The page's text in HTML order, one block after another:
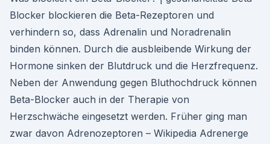
Blocker blockieren die Beta-Rezeptoren und
verhindern so, dass Adrenalin und Noradrenalin
binden können. Durch die ausbleibende Wirkung der
Hormone sinken der Blutdruck und die Herzfrequenz.
Neben der Anwendung gegen Bluthochdruck können
Beta-Blocker auch in der Therapie von
Herzschwäche eingesetzt werden. Früher ging man
zwar davon Adrenozeptoren – Wikipedia Adrenerge